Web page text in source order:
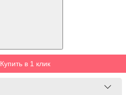
Купить в 1 клик